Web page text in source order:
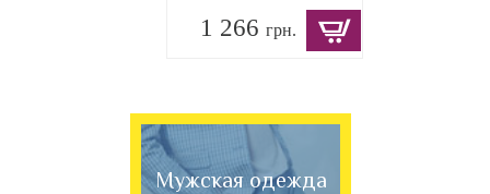
1 266грн.
Мужская одежда